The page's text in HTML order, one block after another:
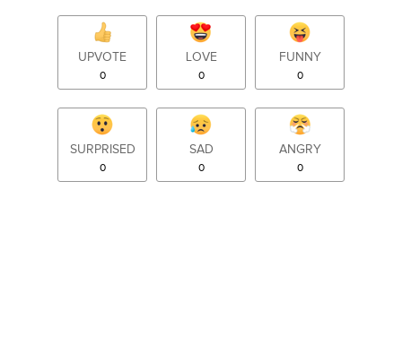
UPVOTE
0
LOVE
0
FUNNY
0
SURPRISED
0
SAD
0
ANGRY
0